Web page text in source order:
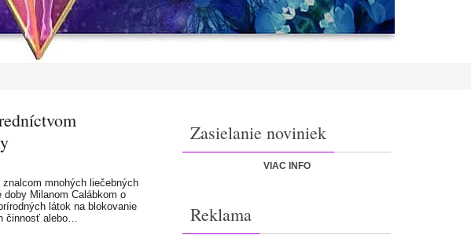
mnohých liečebných
Milanom Calábkom o
látok na blokovanie
činnosť alebo…
Zasielanie noviniek
VIAC INFO
Reklama